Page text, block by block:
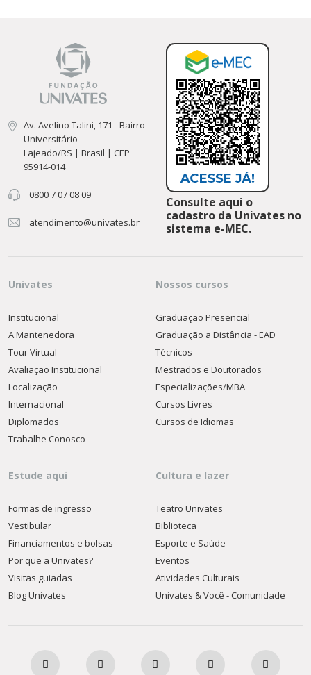
Av. Avelino Talini, 171 - Bairro
Universitário
Lajeado/RS | Brasil | CEP
95914-014
0800 7 07 08 09
atendimento@univates.br
Consulte aqui o
cadastro da Univates no
sistema e-MEC.
Univates
Institucional
A Mantenedora
Tour Virtual
Avaliação Institucional
Localização
Internacional
Diplomados
Trabalhe Conosco
Nossos cursos
Graduação Presencial
Graduação a Distância - EAD
Técnicos
Mestrados e Doutorados
Especializações/MBA
Cursos Livres
Cursos de Idiomas
Estude aqui
Formas de ingresso
Vestibular
Financiamentos e bolsas
Por que a Univates?
Visitas guiadas
Blog Univates
Cultura e lazer
Teatro Univates
Biblioteca
Esporte e Saúde
Eventos
Atividades Culturais
Univates & Você - Comunidade